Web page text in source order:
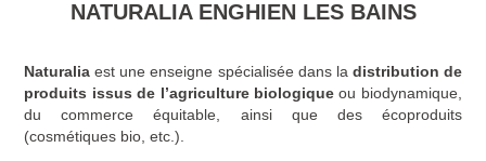
NATURALIA ENGHIEN LES BAINS
Naturalia est une enseigne spécialisée dans la distribution de
produits issus de l’agriculture biologiqueou biodynamique,
du commerce équitable, ainsi que des écoproduits
(cosmétiques bio, etc.).